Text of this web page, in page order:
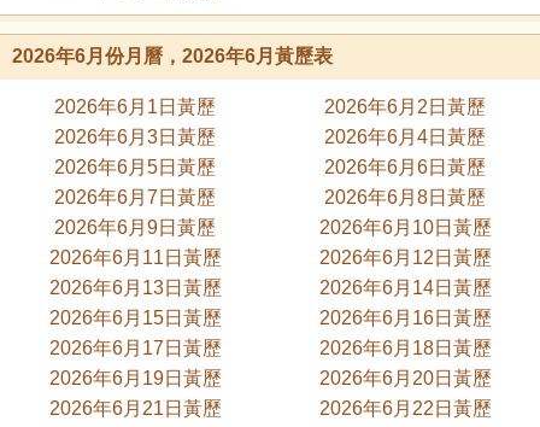
2026年6月份月曆，2026年6月黃歷表
2026年6月1日黃歷
2026年6月2日黃歷
2026年6月3日黃歷
2026年6月4日黃歷
2026年6月5日黃歷
2026年6月6日黃歷
2026年6月7日黃歷
2026年6月8日黃歷
2026年6月9日黃歷
2026年6月10日黃歷
2026年6月11日黃歷
2026年6月12日黃歷
2026年6月13日黃歷
2026年6月14日黃歷
2026年6月15日黃歷
2026年6月16日黃歷
2026年6月17日黃歷
2026年6月18日黃歷
2026年6月19日黃歷
2026年6月20日黃歷
2026年6月21日黃歷
2026年6月22日黃歷